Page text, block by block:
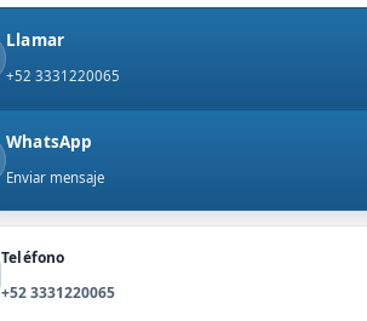
Llamar
+52 3331220065
WhatsApp
Enviar mensaje
Teléfono
+52 3331220065